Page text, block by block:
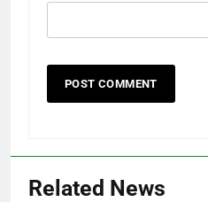
Related News